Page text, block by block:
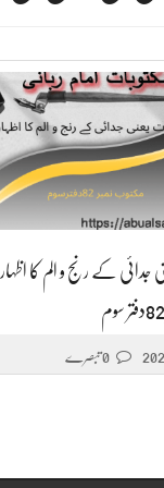
جدائی کے رنج و الم کا اظہار